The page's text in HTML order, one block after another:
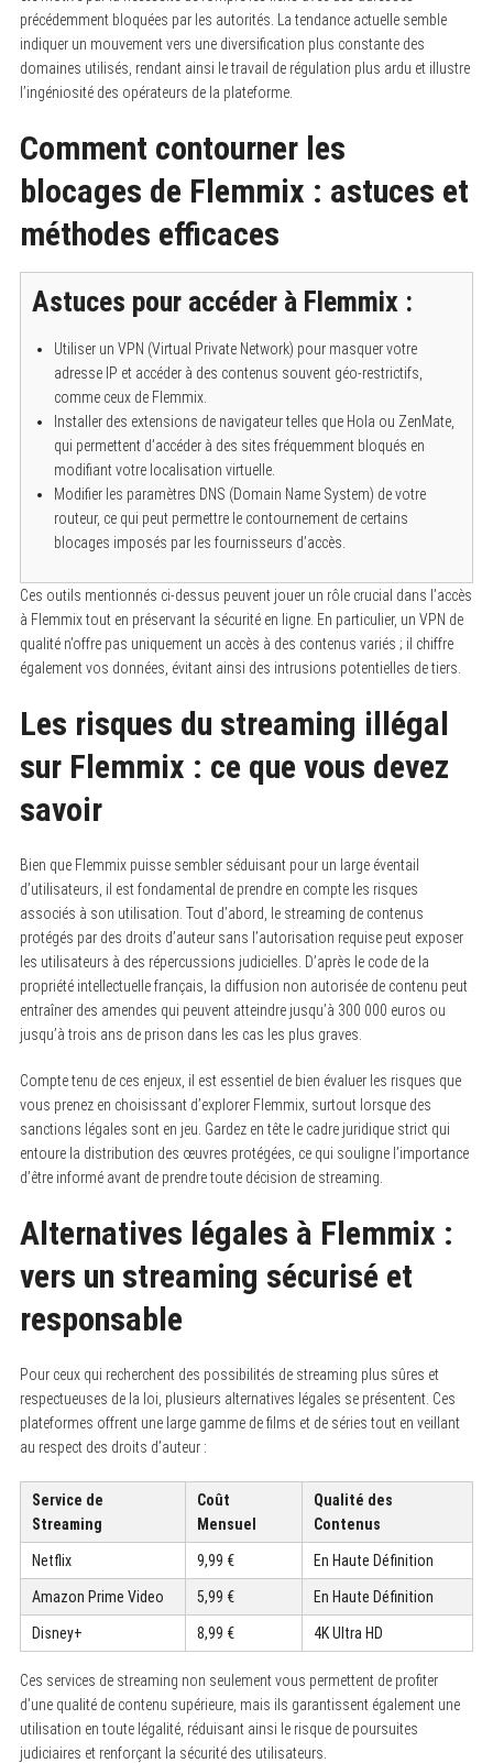
précédemment bloquées par les autorités. La tendance actuelle semble
indiquer un mouvement vers une diversification plus constante des
domaines utilisés, rendant ainsi le travail de régulation plus ardu et illustre
l’ingéniosité des opérateurs de la plateforme.
Comment contourner les
blocages de Flemmix : astuces et
méthodes efficaces
Astuces pour accéder à Flemmix :
Utiliser un VPN (Virtual Private Network) pour masquer votre
adresse IP et accéder à des contenus souvent géo-restrictifs,
comme ceux de Flemmix.
Installer des extensions de navigateur telles que Hola ou ZenMate,
qui permettent d’accéder à des sites fréquemment bloqués en
modifiant votre localisation virtuelle.
Modifier les paramètres DNS (Domain Name System) de votre
routeur, ce qui peut permettre le contournement de certains
blocages imposés par les fournisseurs d’accès.
Ces outils mentionnés ci-dessus peuvent jouer un rôle crucial dans l’accès
à Flemmix tout en préservant la sécurité en ligne. En particulier, un VPN de
qualité n’offre pas uniquement un accès à des contenus variés ; il chiffre
également vos données, évitant ainsi des intrusions potentielles de tiers.
Les risques du streaming illégal
sur Flemmix : ce que vous devez
savoir
Bien que Flemmix puisse sembler séduisant pour un large éventail
d’utilisateurs, il est fondamental de prendre en compte les risques
associés à son utilisation. Tout d’abord, le streaming de contenus
protégés par des droits d’auteur sans l’autorisation requise peut exposer
les utilisateurs à des répercussions judicielles. D’après le code de la
propriété intellectuelle français, la diffusion non autorisée de contenu peut
entraîner des amendes qui peuvent atteindre jusqu’à 300 000 euros ou
jusqu’à trois ans de prison dans les cas les plus graves.
Compte tenu de ces enjeux, il est essentiel de bien évaluer les risques que
vous prenez en choisissant d’explorer Flemmix, surtout lorsque des
sanctions légales sont en jeu. Gardez en tête le cadre juridique strict qui
entoure la distribution des œuvres protégées, ce qui souligne l’importance
d’être informé avant de prendre toute décision de streaming.
Alternatives légales à Flemmix :
vers un streaming sécurisé et
responsable
Pour ceux qui recherchent des possibilités de streaming plus sûres et
respectueuses de la loi, plusieurs alternatives légales se présentent. Ces
plateformes offrent une large gamme de films et de séries tout en veillant
au respect des droits d’auteur :
Service de
Streaming
Coût
Mensuel
Qualité des
Contenus
Netflix 9,99 € En Haute Définition
Amazon Prime Video 5,99 € En Haute Définition
Disney+ 8,99 € 4K Ultra HD
Ces services de streaming non seulement vous permettent de profiter
d’une qualité de contenu supérieure, mais ils garantissent également une
utilisation en toute légalité, réduisant ainsi le risque de poursuites
judiciaires et renforçant la sécurité des utilisateurs.